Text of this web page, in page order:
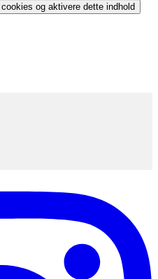
og aktivere dette indhold